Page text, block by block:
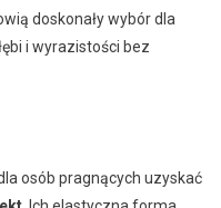
doskonały wybór dla
i wyrazistości bez
osób pragnących uzyskać